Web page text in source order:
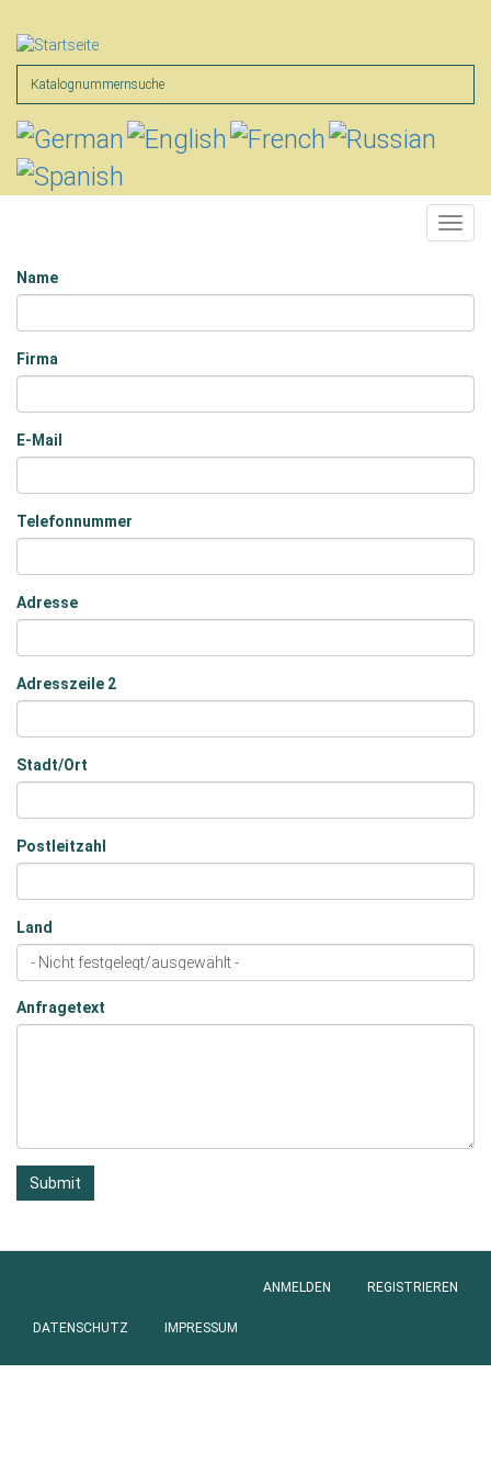
zum
Inhalt
Name
Name
Firma
E-Mail
Telefonnummer
Adresse
Adresszeile 2
Stadt/Ort
Postleitzahl
Land
Anfragetext
Submit
ANMELDEN REGISTRIEREN
DATENSCHUTZ IMPRESSUM